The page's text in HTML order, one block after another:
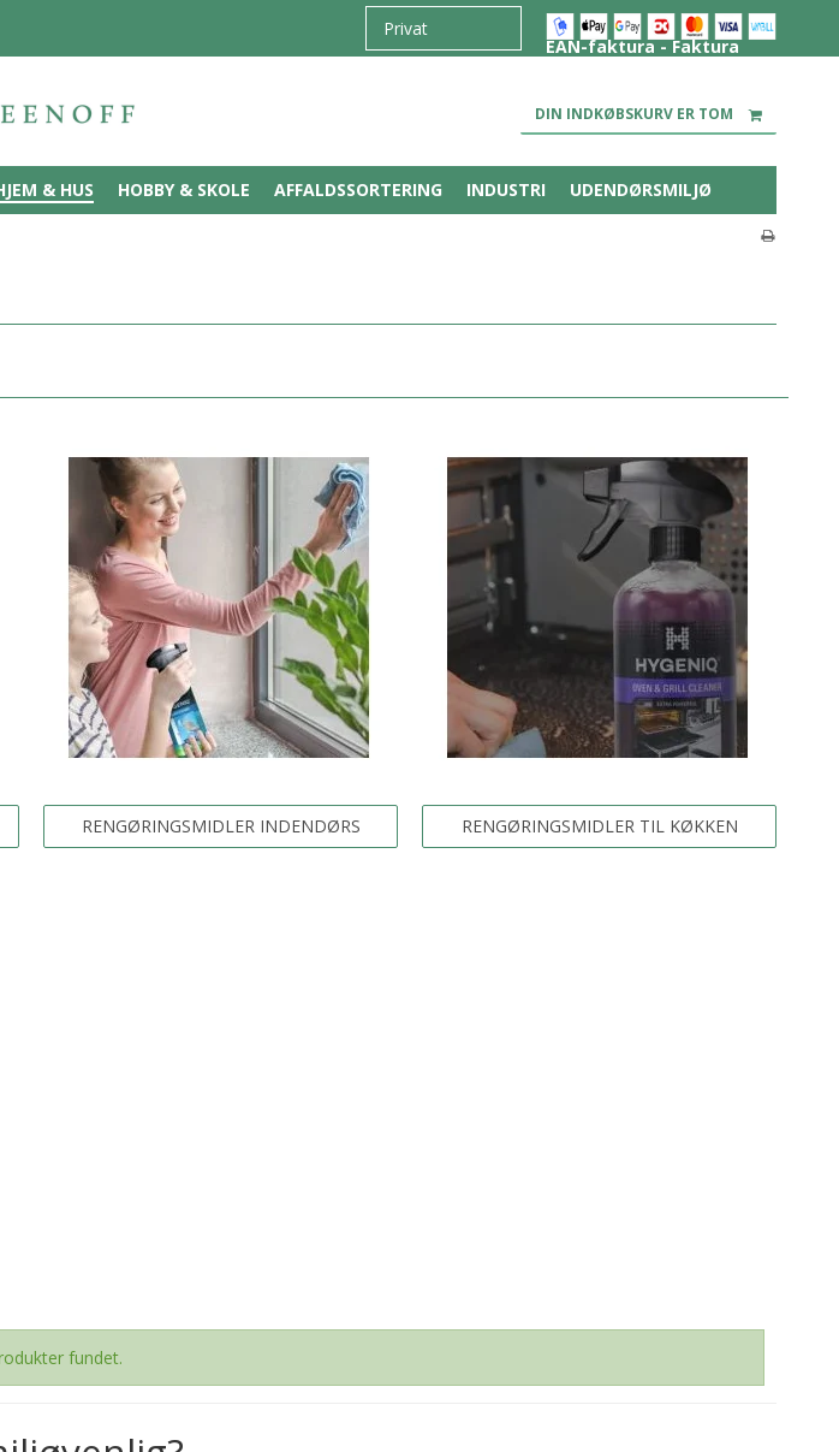
EAN-faktura - Faktura
DIN INDKØBSKURV ER TOM
& HUS HOBBY & SKOLE AFFALDSSORTERING INDUSTRI UDENDØRSMILJØ
RENGØRINGSMIDLER INDENDØRS RENGØRINGSMIDLER TIL KØKKEN
fundet.